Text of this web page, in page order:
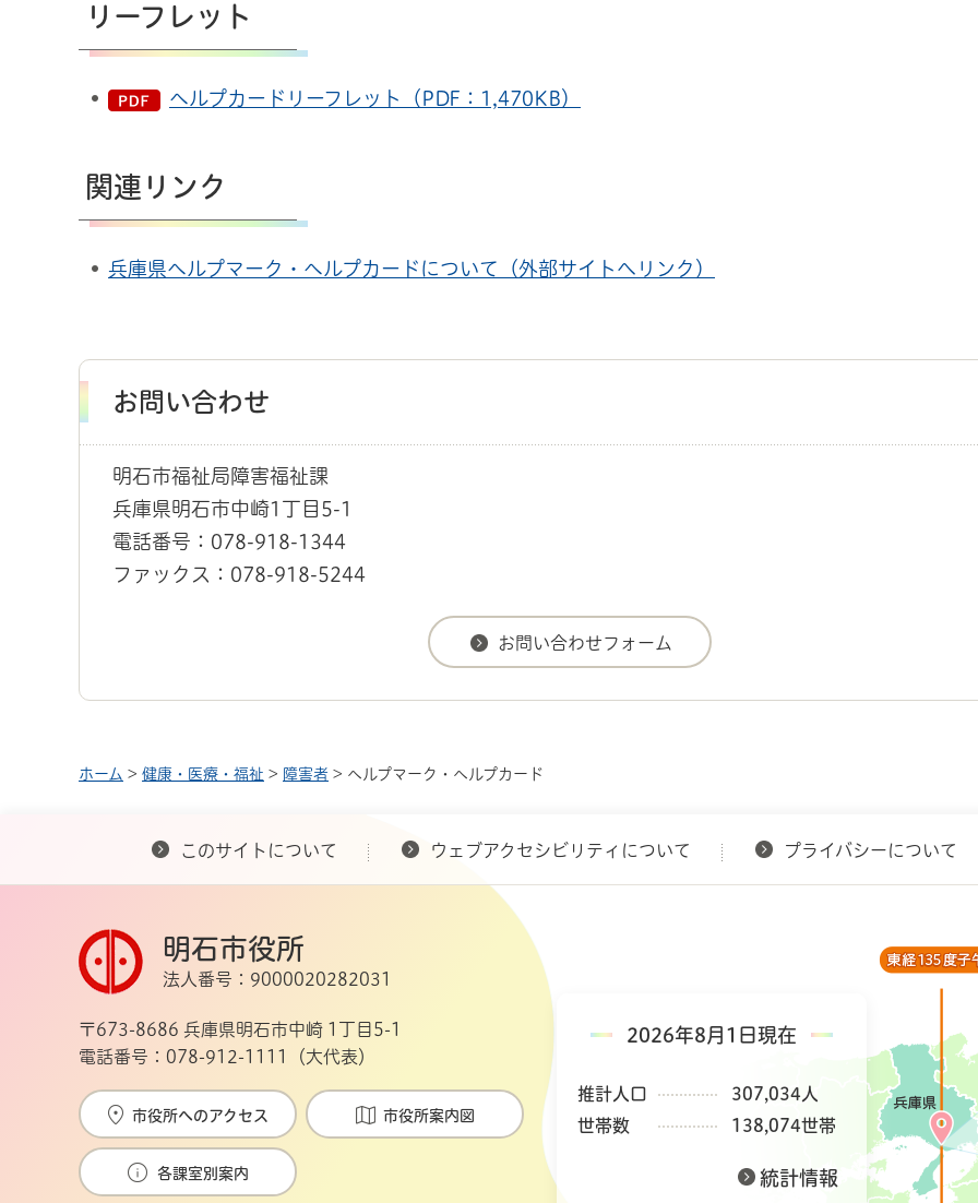
リーフレット
ヘルプカードリーフレット（PDF：1,470KB）
関連リンク
兵庫県ヘルプマーク・ヘルプカードについて（外部サイトへリンク）
お問い合わせ
明石市福祉局障害福祉課
兵庫県明石市中崎1丁目5-1
電話番号：078-918-1344
ファックス：078-918-5244
ホーム > 健康・医療・福祉 > 障害者 > ヘルプマーク・ヘルプカード
このサイトについて ウェブアクセシビリティについて プライバシーについて
2026年8月1日現在
推計人口
307,034人
世帯数
138,074世帯
統計情報
明石市役所
法人番号：9000020282031
〒673-8686 兵庫県明石市中崎 1丁目5-1
電話番号：078-912-1111（大代表）
市役所へのアクセス 市役所案内図
各課室別案内